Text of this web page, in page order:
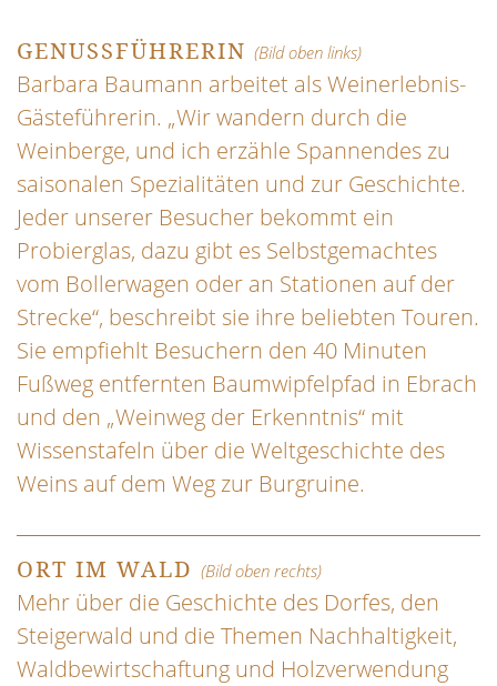
GENUSSFÜHRERIN (Bild oben links)
Barbara Baumann arbeitet als Weinerlebnis-
Gästeführerin. „Wir wandern durch die
Weinberge, und ich erzähle Spannendes zu
saisonalen Spezialitäten und zur Geschichte.
Jeder unserer Besucher bekommt ein
Probierglas, dazu gibt es Selbstgemachtes
vom Bollerwagen oder an Stationen auf der
Strecke“, beschreibt sie ihre beliebten Touren.
Sie empfiehlt Besuchern den 40 Minuten
Fußweg entfernten Baumwipfelpfad in Ebrach
und den „Weinweg der Erkenntnis“ mit
Wissenstafeln über die Weltgeschichte des
Weins auf dem Weg zur Burgruine.
ORT IM WALD (Bild oben rechts)
Mehr über die Geschichte des Dorfes, den
Steigerwald und die Themen Nachhaltigkeit,
Waldbewirtschaftung und Holzverwendung